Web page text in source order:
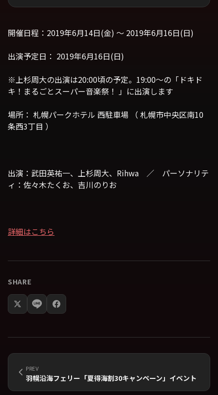
開催日程：2019年6月14日(金) 〜 2019年6月16日(日)
出演予定日： 2019年6月16日(日)
※上杉周大の出演は20:00頃の予定。19:00～の「ドキド
キ！まるごとスーパー音楽祭！ 」に出演します
場所： 札幌パークホテル 西駐車場 （ 札幌市中央区南10
条西3丁目 ）
出演：武田英祐一、上杉周大、Rihwa ／ パーソナリテ
ィ：佐々木たくお、吉川のりお
詳細はこちら
SHARE
PREV
羽幌沿海フェリー「夏得海割30キャンペーン」イベント